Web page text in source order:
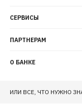
СЕРВИСЫ
ПАРТНЕРАМ
О БАНКЕ
ИЛИ ВСЕ, ЧТО НУЖНО